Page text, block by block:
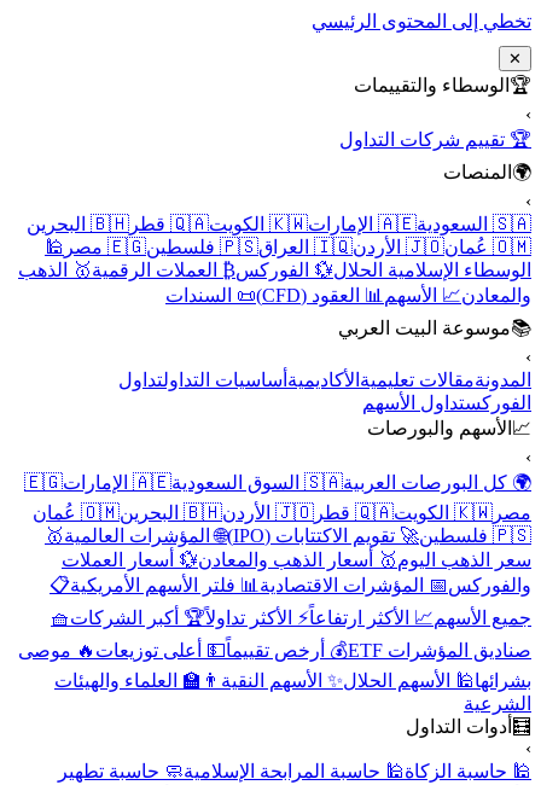
تخطي إلى المحتوى الرئيسي
✕
🏆 الوسطاء والتقييمات
›
🏆 تقييم شركات التداول
🌍 المنصات
›
🇸🇦 السعودية
🇦🇪 الإمارات 🇰🇼 الكويت 🇶🇦 قطر
🇧🇭 البحرين
🇴🇲 عُمان
🇯🇴 الأردن 🇮🇶 العراق 🇵🇸 فلسطين 🇪🇬 مصر
🕌
الوسطاء الإسلامية الحلال💱 الفوركس₿ العملات الرقمية🥇 الذهب
والمعادن📈 الأسهم 📊 العقود (CFD)
📜 السندات
📚موسوعة البيت العربي
›
المدونةمقالات تعليمية الأكاديمية أساسيات التداولتداول
الفوركستداول الأسهم
📈 الأسهم والبورصات
›
🌍 كل البورصات العربية🇸🇦 السوق السعودية 🇦🇪 الإمارات
🇪🇬
مصر 🇰🇼 الكويت 🇶🇦 قطر 🇯🇴 الأردن 🇧🇭 البحرين
🇴🇲 عُمان
🇵🇸 فلسطين
🚀 تقويم الاكتتابات (IPO) 🌐 المؤشرات العالمية🥇
سعر الذهب اليوم🥇 أسعار الذهب والمعادن💱 أسعار العملات
والفوركس📅 المؤشرات الاقتصادية 📊 فلتر الأسهم الأمريكية📋
جميع الأسهم📈 الأكثر ارتفاعاً⚡ الأكثر تداولاً🏆 أكبر الشركات🧺
صناديق المؤشرات ETF
💰 أرخص تقييماً💵 أعلى توزيعات 🔥 موصى
بشرائها🕌 الأسهم الحلال✨ الأسهم النقية 👨‍🏫 العلماء والهيئات
الشرعية
🧮 أدوات التداول
›
🕌 حاسبة الزكاة🕌 حاسبة المرابحة الإسلامية🧼 حاسبة تطهير